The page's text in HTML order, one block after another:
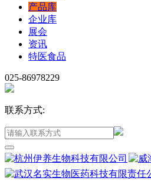
产品库
企业库
展会
资讯
特医食品
025-86978229
联系方式: